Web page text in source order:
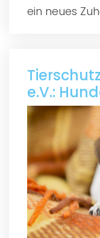
ein neues
e.V.: